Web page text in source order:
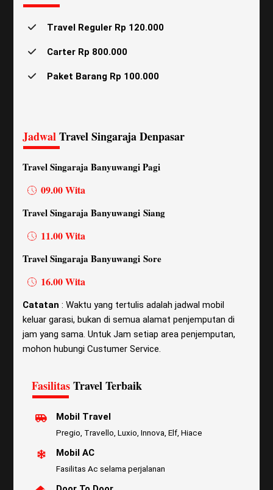
Travel Reguler Rp 120.000
Carter Rp 800.000
Paket Barang Rp 100.000
JadwalTravel Singaraja Denpasar
Travel Singaraja Banyuwangi Pagi
09.00 Wita
Travel Singaraja Banyuwangi Siang
11.00 Wita
Travel Singaraja Banyuwangi Sore
16.00 Wita
Catatan : Waktu yang tertulis adalah jadwal mobil
keluar garasi, bukan di semua alamat penjemputan di
jam yang sama. Untuk Jam setiap area penjemputan,
mohon hubungi Custumer Service.
FasilitasTravel Terbaik
Mobil Travel
Pregio, Travello, Luxio, Innova, Elf, Hiace
Mobil AC
Fasilitas Ac selama perjalanan